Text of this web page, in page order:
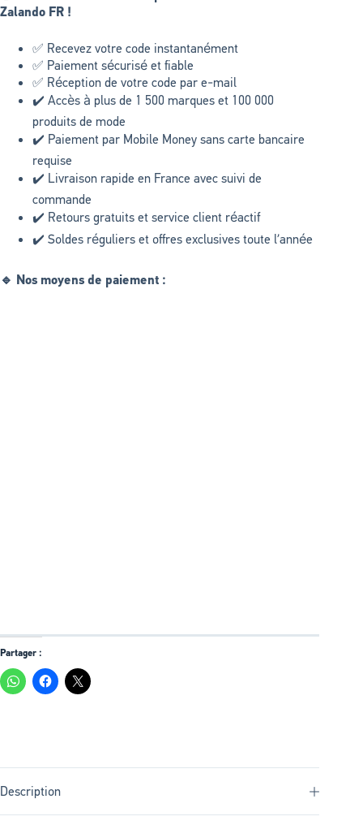
Zalando FR !
✅ Recevez votre code instantanément
✅ Paiement sécurisé et fiable
✅ Réception de votre code par e-mail
✔️ Accès à plus de 1 500 marques et 100 000
produits de mode
✔️ Paiement par Mobile Money sans carte bancaire
requise
✔️ Livraison rapide en France avec suivi de
commande
✔️ Retours gratuits et service client réactif
✔️ Soldes réguliers et offres exclusives toute l’année
🔹 Nos moyens de paiement :
Partager :
Description